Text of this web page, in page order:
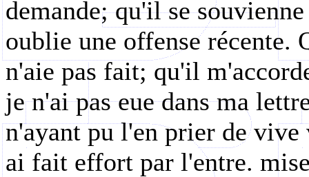
demande; qu'il se
oublie une offense récente.
n'aie pas fait; qu'il
je n'ai pas eue dans ma
n'ayant pu l'en prier de
ai fait effort par l'entre.